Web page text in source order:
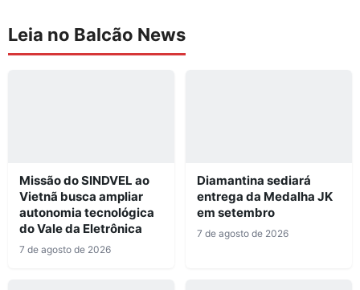
Leia no Balcão News
Missão do SINDVEL ao
Vietnã busca ampliar
autonomia tecnológica
do Vale da Eletrônica
7 de agosto de 2026
Diamantina sediará
entrega da Medalha JK
em setembro
7 de agosto de 2026